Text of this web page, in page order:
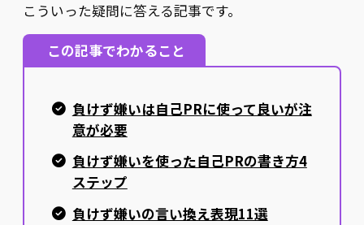
こういった疑問に答える記事です。
この記事でわかること
負けず嫌いは自己PRに使って良いが注
意が必要
負けず嫌いを使った自己PRの書き方4
ステップ
負けず嫌いの言い換え表現11選